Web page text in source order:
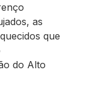
as
que
do Alto